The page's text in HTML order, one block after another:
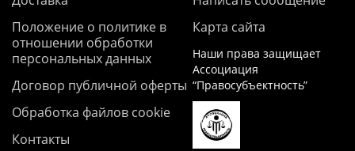
Положение о политике в
отношении обработки
персональных данных
Договор публичной оферты
Обработка файлов cookie
Контакты
Карта сайта
Наши права защищает
Ассоциация
“Правосубъектность”